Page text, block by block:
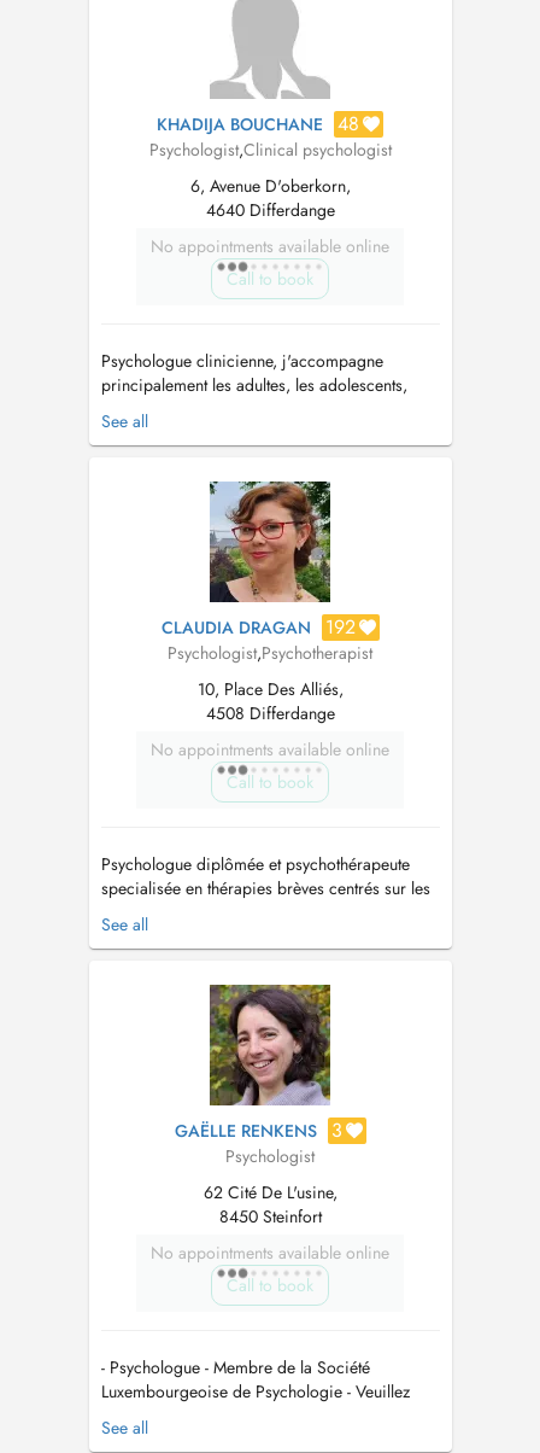
KHADIJA BOUCHANE 48
Psychologist,Clinical psychologist
6, Avenue D'oberkorn,
4640 Differdange
No appointments available online
Call to book
Psychologue clinicienne, j'accompagne
principalement les adultes, les adolescents,
ainsi que les couples et les familles, dans un
cadre bienveillant, confidentiel et respectueux.
compréhension des difficultés vécues et le
soutien des ressources propres à cha...
See all
CLAUDIA DRAGAN 192
Psychologist,Psychotherapist
10, Place Des Alliés,
4508 Differdange
No appointments available online
Call to book
Psychologue diplômée et psychothérapeute
specialisée en thérapies brèves centrés sur les
solutions, danse-thérapie, art-thérapie.
Formation TDAH aidants. Travaille avec des
Pour les sessions de psychotherapie
individuelles ou de groupe, aucune exper...
See all
GAËLLE RENKENS 3
Psychologist
62 Cité De L'usine,
8450 Steinfort
No appointments available online
Call to book
- Psychologue - Membre de la Société
Luxembourgeoise de Psychologie - Veuillez
noter que ces consultations ne sont pas
remboursées par la CNS. Toutefois, certaines
See all